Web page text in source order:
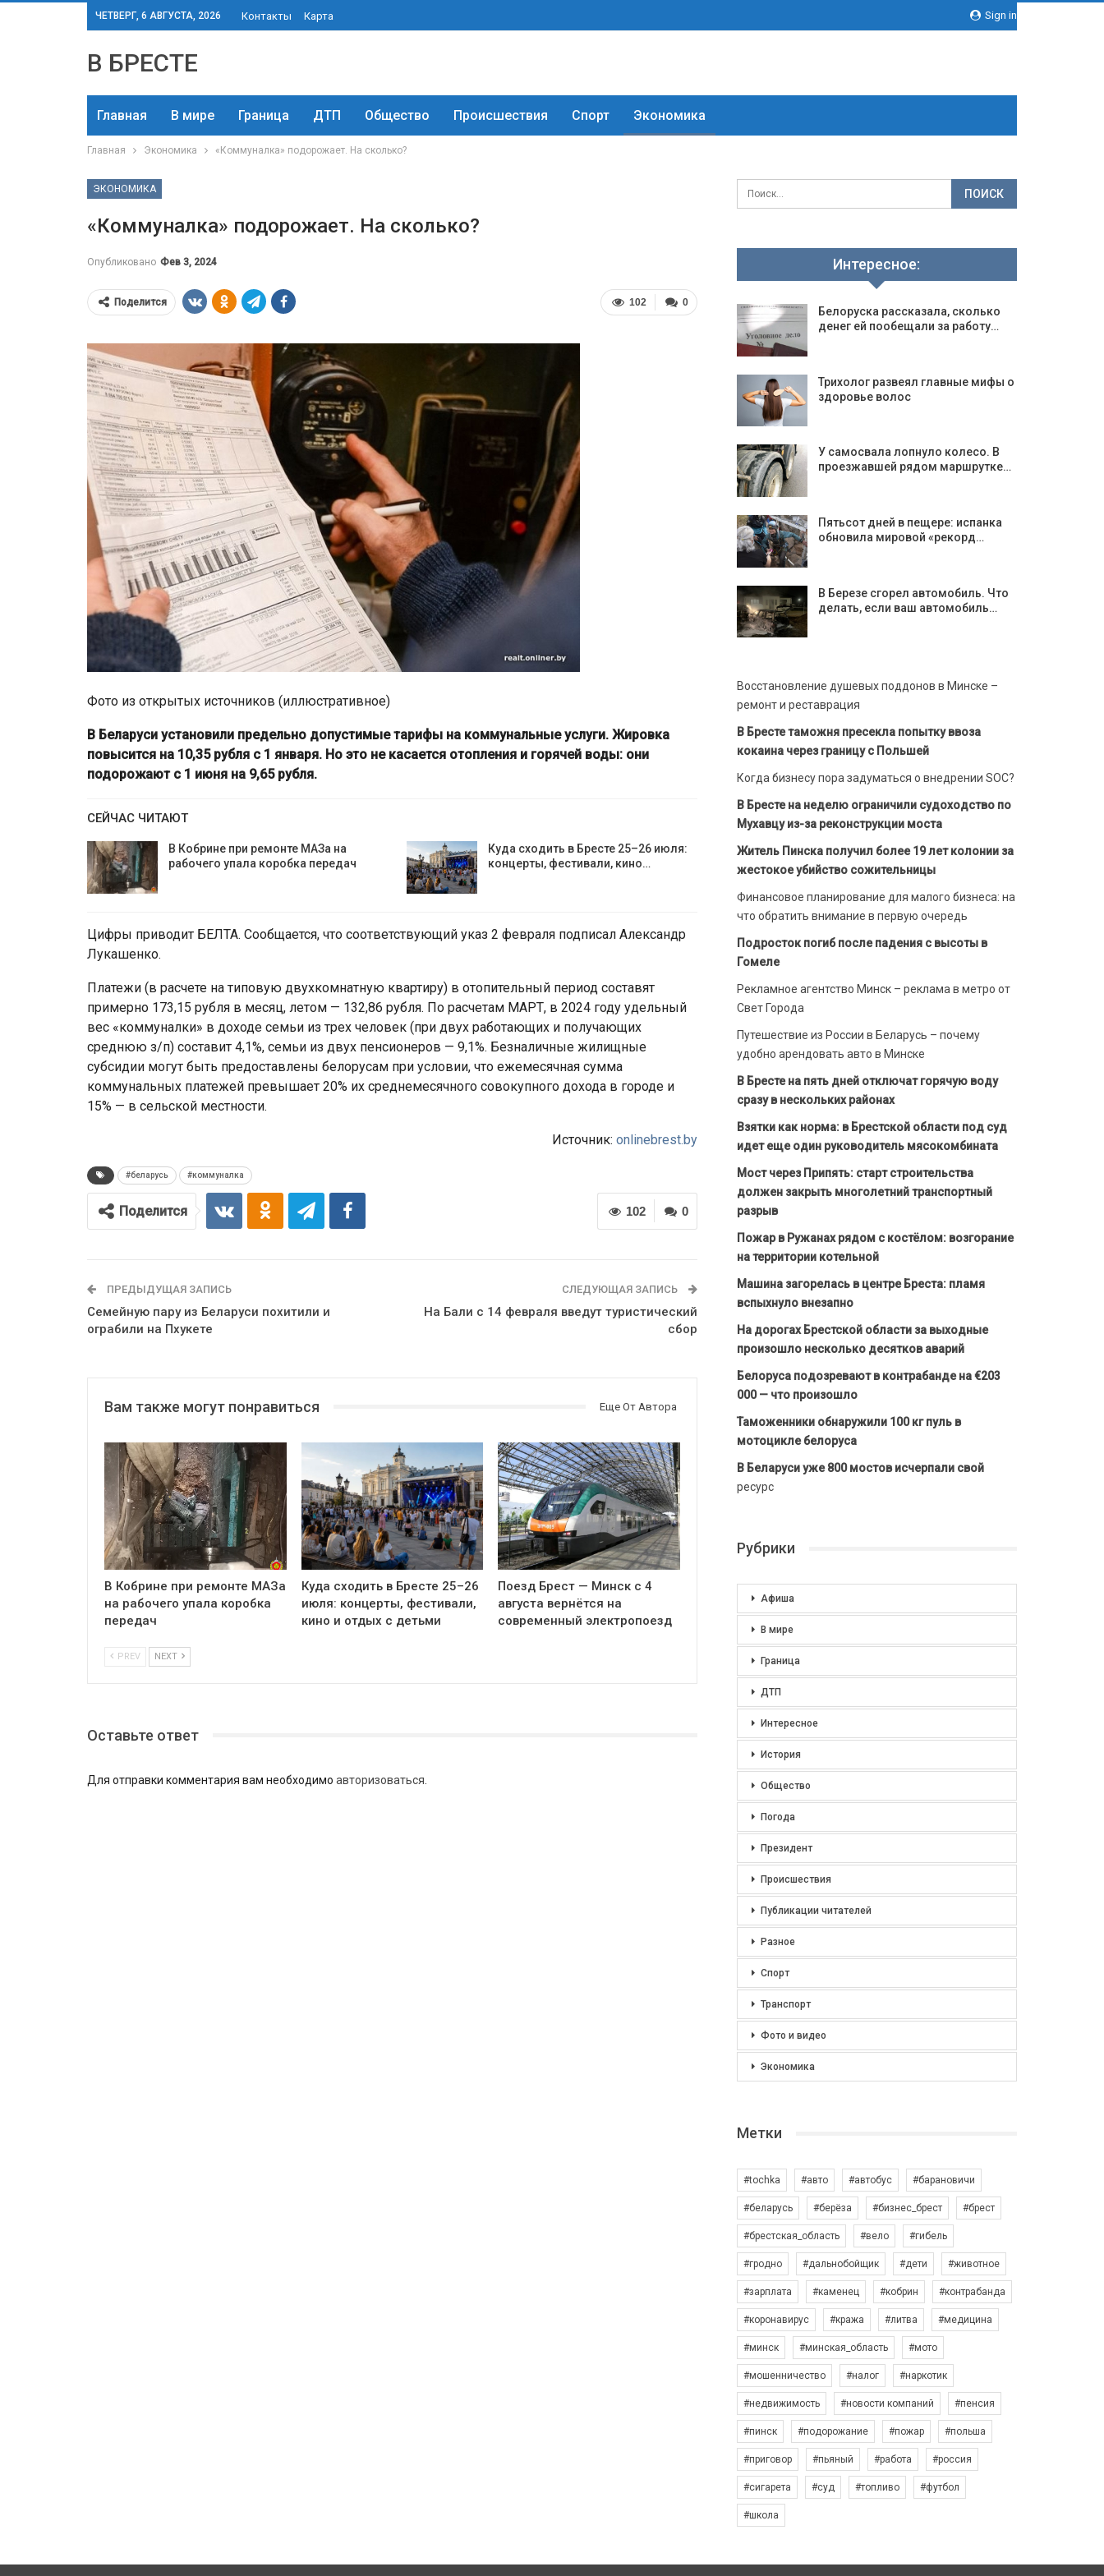
Sign in
ЧЕТВЕРГ, 6 АВГУСТА, 2026 Контакты Карта
В БРЕСТЕ
Главная В мире Граница ДТП Общество Происшествия Спорт Экономика
Главная Экономика «Коммуналка» подорожает. На сколько?
ЭКОНОМИКА
«Коммуналка» подорожает. На сколько?
Опубликовано Фев 3, 2024
0
102
Поделится
Фото из открытых источников (иллюстративное)
В Беларуси установили предельно допустимые тарифы на коммунальные услуги. Жировка
повысится на 10,35 рубля с 1 января. Но это не касается отопления и горячей воды: они
подорожают с 1 июня на 9,65 рубля.
СЕЙЧАС ЧИТАЮТ
В Кобрине при ремонте МАЗа на
рабочего упала коробка передач
Куда сходить в Бресте 25–26 июля:
концерты, фестивали, кино…
Цифры приводит БЕЛТА. Сообщается, что соответствующий указ 2 февраля подписал Александр
Лукашенко.
Платежи (в расчете на типовую двухкомнатную квартиру) в отопительный период составят
примерно 173,15 рубля в месяц, летом — 132,86 рубля. По расчетам МАРТ, в 2024 году удельный
вес «коммуналки» в доходе семьи из трех человек (при двух работающих и получающих
среднюю з/п) составит 4,1%, семьи из двух пенсионеров — 9,1%. Безналичные жилищные
субсидии могут быть предоставлены белорусам при условии, что ежемесячная сумма
коммунальных платежей превышает 20% их среднемесячного совокупного дохода в городе и
15% — в сельской местности.
Источник: onlinebrest.by
#беларусь #коммуналка
0
102
Поделится
ПРЕДЫДУЩАЯ ЗАПИСЬ
Семейную пару из Беларуси похитили и
ограбили на Пхукете
СЛЕДУЮЩАЯ ЗАПИСЬ
На Бали с 14 февраля введут туристический
сбор
Вам также могут понравиться Еще От Автора
В Кобрине при ремонте МАЗа
на рабочего упала коробка
передач
Куда сходить в Бресте 25–26
июля: концерты, фестивали,
кино и отдых с детьми
Поезд Брест — Минск с 4
августа вернётся на
современный электропоезд
PREV NEXT
Оставьте ответ
Для отправки комментария вам необходимо авторизоваться
Интересное:
Белоруска рассказала, сколько
денег ей пообещали за работу…
Трихолог развеял главные мифы о
здоровье волос
У самосвала лопнуло колесо. В
проезжавшей рядом маршрутке…
Пятьсот дней в пещере: испанка
обновила мировой «рекорд…
В Березе сгорел автомобиль. Что
делать, если ваш автомобиль…
Восстановление душевых поддонов в Минске –
ремонт и реставрация
В Бресте таможня пресекла попытку ввоза
кокаина через границу с Польшей
Когда бизнесу пора задуматься о внедрении SOC?
В Бресте на неделю ограничили судоходство по
Мухавцу из-за реконструкции моста
Житель Пинска получил более 19 лет колонии за
жестокое убийство сожительницы
Финансовое планирование для малого бизнеса: на
что обратить внимание в первую очередь
Подросток погиб после падения с высоты в
Гомеле
Рекламное агентство Минск – реклама в метро от
Свет Города
Путешествие из России в Беларусь – почему
удобно арендовать авто в Минске
В Бресте на пять дней отключат горячую воду
сразу в нескольких районах
Взятки как норма: в Брестской области под суд
идет еще один руководитель мясокомбината
Мост через Припять: старт строительства
должен закрыть многолетний транспортный
разрыв
Пожар в Ружанах рядом с костёлом: возгорание
на территории котельной
Машина загорелась в центре Бреста: пламя
вспыхнуло внезапно
На дорогах Брестской области за выходные
произошло несколько десятков аварий
Белоруса подозревают в контрабанде на €203
000 — что произошло
Таможенники обнаружили 100 кг пуль в
мотоцикле белоруса
В Беларуси уже 800 мостов исчерпали свой
ресурс
Рубрики
Афиша
В мире
Граница
ДТП
Интересное
История
Общество
Погода
Президент
Происшествия
Публикации читателей
Разное
Спорт
Транспорт
Фото и видео
Экономика
Метки
#tochka #авто #автобус #барановичи
#беларусь #берёза #бизнес_брест #брест
#брестская_область #вело #гибель
#гродно #дальнобойщик #дети #животное
#зарплата #каменец #кобрин #контрабанда
#коронавирус #кража #литва #медицина
#минск #минская_область #мото
#мошенничество #налог #наркотик
#недвижимость #новости компаний #пенсия
#пинск #подорожание #пожар #польша
#приговор #пьяный #работа #россия
#сигарета #суд #топливо #футбол
#школа